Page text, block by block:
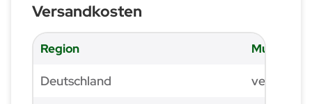
Versandkosten
Region
Deutschland